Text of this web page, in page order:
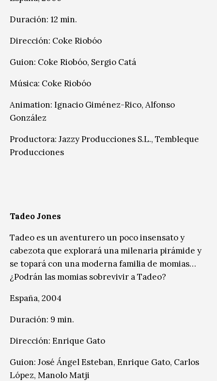
Duración: 12 min.
Dirección: Coke Riobóo
Guion: Coke Riobóo, Sergio Catá
Música: Coke Riobóo
Animation: Ignacio Giménez-Rico, Alfonso
González
Productora: Jazzy Producciones S.L., Tembleque
Producciones
Tadeo Jones
Tadeo es un aventurero un poco insensato y
cabezota que explorará una milenaria pirámide y
se topará con una moderna familia de momias…
¿Podrán las momias sobrevivir a Tadeo?
España, 2004
Duración: 9 min.
Dirección: Enrique Gato
Guion: José Ángel Esteban, Enrique Gato, Carlos
López, Manolo Matji